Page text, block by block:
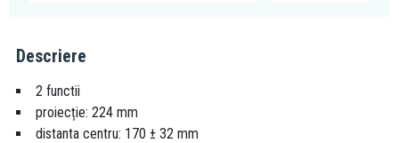
Descriere
2 functii
proiecție: 224 mm
distanta centru: 170 ± 32 mm